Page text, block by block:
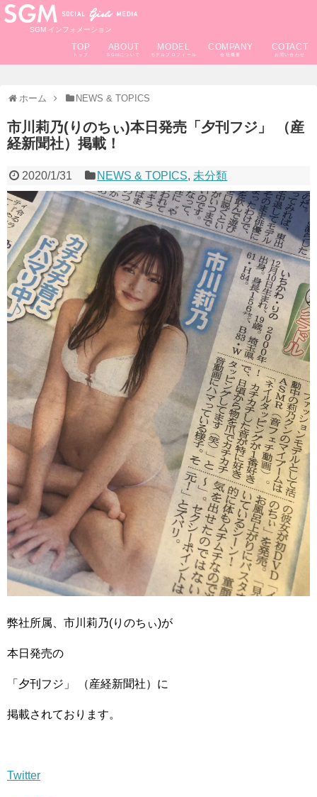
SGM インフォメーション
COTACT
COMPANY
MODEL
ABOUT
TOP
ホーム NEWS & TOPICS
市川莉乃(りのちぃ)本日発売「夕刊フジ」 （産
経新聞社）掲載！
2020/1/31 NEWS & TOPICS, 未分類
弊社所属、市川莉乃(りのちぃ)が
本日発売の
「夕刊フジ」 （産経新聞社）に
掲載されております。
Twitter